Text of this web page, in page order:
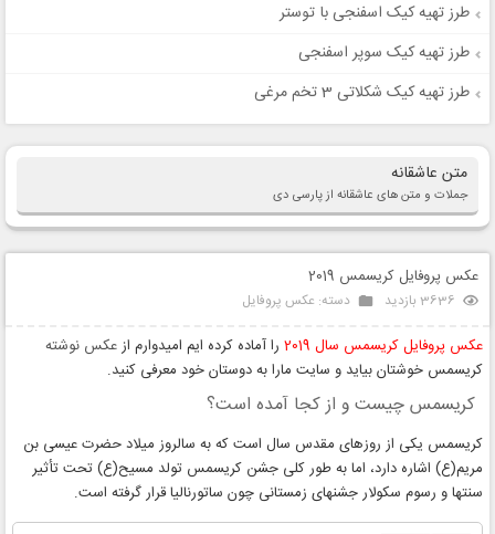
طرز تهیه کیک اسفنجی با توستر
طرز تهیه کیک سوپر اسفنجی
طرز تهیه کیک شکلاتی 3 تخم مرغی
متن عاشقانه
جملات و متن های عاشقانه از پارسی دی
عکس پروفایل کریسمس 2019
3636 بازدید دسته: عکس پروفایل
عکس پروفایل کریسمس سال 2019 را آماده کرده ایم امیدوارم از عکس نوشته
کریسمس خوشتان بیاید و سایت مارا به دوستان خود معرفی کنید.
کریسمس چیست و از کجا آمده است؟
کریسمس یکی از روزهای مقدس سال است که به سالروز میلاد حضرت عیسی بن
مریم(ع) اشاره دارد، اما به طور کلی جشن کریسمس تولد مسیح(ع) تحت تأثیر
سنتها و رسوم سکولار جشنهای زمستانی چون ساتورنالیا قرار گرفته است.